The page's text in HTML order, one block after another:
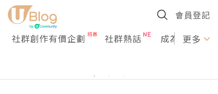
會員登記
社群創作有價企劃 社群熱話 成為U更多